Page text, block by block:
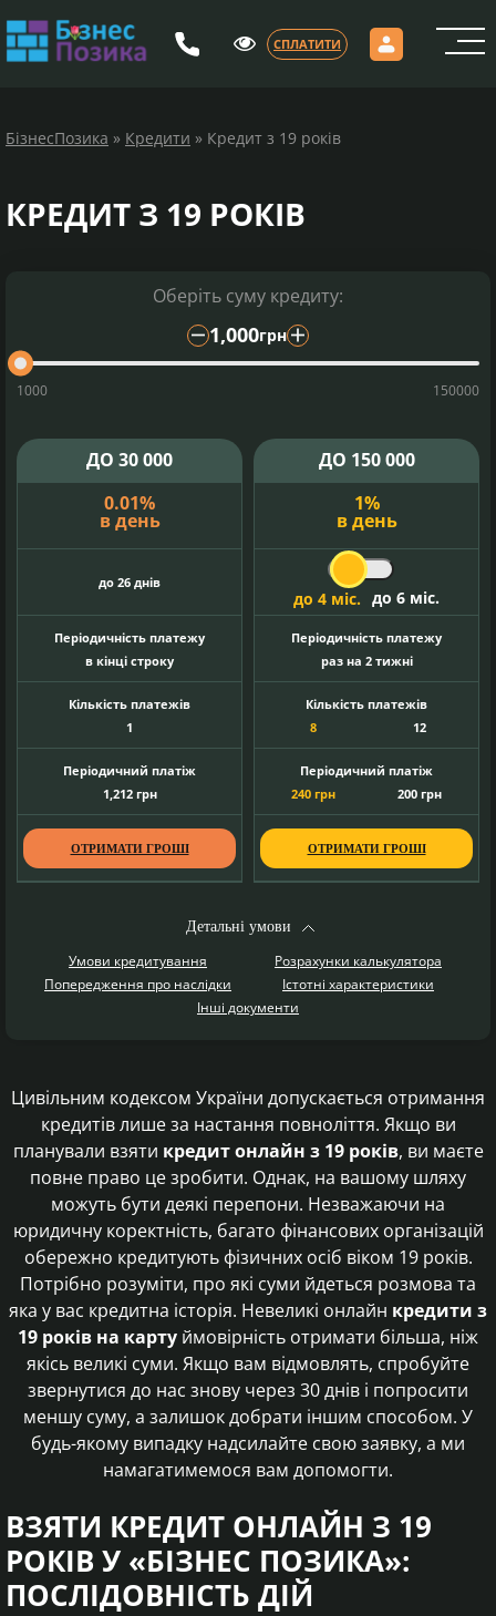
СПЛАТИТИ
БiзнесПозика » Кредити » Кредит з 19 років
КРЕДИТ З 19 РОКІВ
Оберіть суму кредиту:
1,000грн
1000 150000
ДО 30 000
0.01%
в день
до 26 днів
Періодичність платежу
в кінці строку
Кількість платежів
1
Періодичний платіж
1,212грн
ОТРИМАТИ ГРОШІ
ДО 150 000
1%
в день
до 4 міс. до 6 міс.
Періодичність платежу
раз на 2 тижні
Кількість платежів
8
12
Періодичний платіж
240 грн 200 грн
ОТРИМАТИ ГРОШІ
Детальні умови
Умови кредитування
Розрахунки калькулятора
Попередження про наслідки
Істотні характеристики
Інші документи
Цивільним кодексом України допускається отримання
кредитів лише за настання повноліття. Якщо ви
планували взяти кредит онлайн з 19 років, ви маєте
повне право це зробити. Однак, на вашому шляху
можуть бути деякі перепони. Незважаючи на
юридичну коректність, багато фінансових організацій
обережно кредитують фізичних осіб віком 19 років.
Потрібно розуміти, про які суми йдеться розмова та
яка у вас кредитна історія. Невеликі онлайн кредити з
19 років на карту ймовірність отримати більша, ніж
якісь великі суми. Якщо вам відмовлять, спробуйте
звернутися до нас знову через 30 днів і попросити
меншу суму, а залишок добрати іншим способом. У
будь-якому випадку надсилайте свою заявку, а ми
намагатимемося вам допомогти.
ВЗЯТИ КРЕДИТ ОНЛАЙН З 19
РОКІВ У «БІЗНЕС ПОЗИКА»:
ПОСЛІДОВНІСТЬ ДІЙ